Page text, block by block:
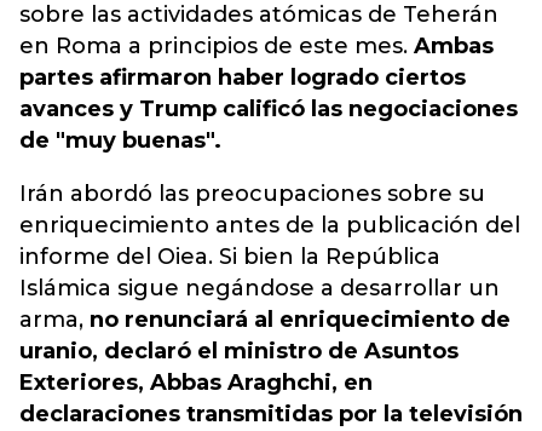
sobre las actividades atómicas de Teherán
en Roma a principios de este mes. Ambas
partes afirmaron haber logrado ciertos
avances y Trump calificó las negociaciones
de "muy buenas".
Irán abordó las preocupaciones sobre su
enriquecimiento antes de la publicación del
informe del Oiea. Si bien la República
Islámica sigue negándose a desarrollar un
arma, no renunciará al enriquecimiento de
uranio, declaró el ministro de Asuntos
Exteriores, Abbas Araghchi, en
declaraciones transmitidas por la televisión